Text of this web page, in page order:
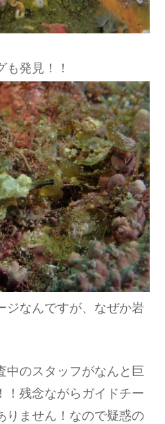
発見！！
ジなんですが、なぜか岩
中のスタッフがなんと巨
！残念ながらガイドチー
りません！なので疑惑の